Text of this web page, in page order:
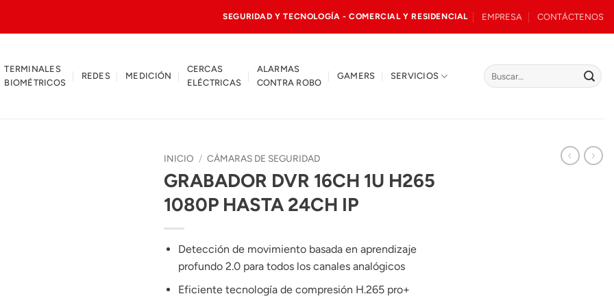
SEGURIDAD Y TECNOLOGÍA - COMERCIAL Y RESIDENCIAL EMPRESA CONTÁCTENOS
TERMINALES
BIOMÉTRICOS
REDES MEDICIÓN
CERCAS
ELÉCTRICAS
ALARMAS
CONTRA ROBO
GAMERS SERVICIOS
Buscar
por:
INICIO / CÁMARAS DE SEGURIDAD
GRABADOR DVR 16CH 1U H265
1080P HASTA 24CH IP
Detección de movimiento basada en aprendizaje
profundo 2.0 para todos los canales analógicos
Eficiente tecnología de compresión H.265 pro+